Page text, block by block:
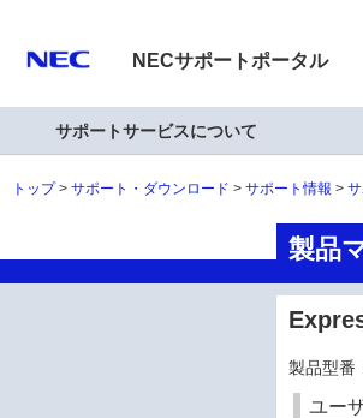
NECサポートポータル
サポートサービスについて
トップ サポート・ダウンロード サポート情報
製品
製品型番
ユー